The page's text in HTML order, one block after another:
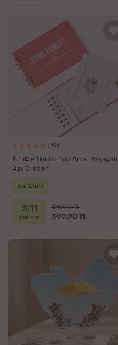
(19)
Birlikte Unutulmaz Anlar
Aşk Biletleri
3 al 2 öde
%11
indirim
449.90 TL
399.90 TL